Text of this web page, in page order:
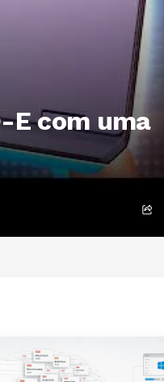
E com uma